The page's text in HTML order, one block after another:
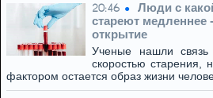
20:46
Люди с
стареют медленнее
открытие
Ученые нашли
скоростью
фактором остается образ жизни